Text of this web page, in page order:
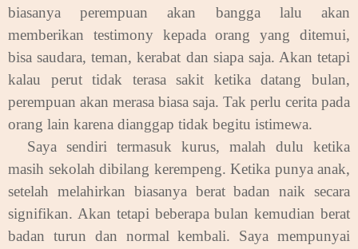
biasanya perempuan akan bangga lalu akan
memberikan testimony kepada orang yang ditemui,
bisa saudara, teman, kerabat dan siapa saja. Akan tetapi
kalau perut tidak terasa sakit ketika datang bulan,
perempuan akan merasa biasa saja. Tak perlu cerita pada
orang lain karena dianggap tidak begitu istimewa.
Saya sendiri termasuk kurus, malah dulu ketika
masih sekolah dibilang kerempeng. Ketika punya anak,
setelah melahirkan biasanya berat badan naik secara
signifikan. Akan tetapi beberapa bulan kemudian berat
badan turun dan normal kembali. Saya mempunyai